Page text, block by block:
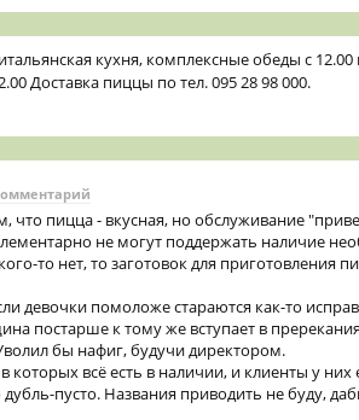
кухня, комплексные обеды с 12.00
Доставка пиццы по тел. 095 28 98 000.
что пицца - вкусная, но обслуживание
не могут поддержать наличие
то нет, то заготовок для приготовления
девочки помоложе стараются как-то
постарше к тому же вступает в
бы нафиг, будучи директором.
всё есть в наличии, и клиенты у них
пусто. Названия приводить не буду,